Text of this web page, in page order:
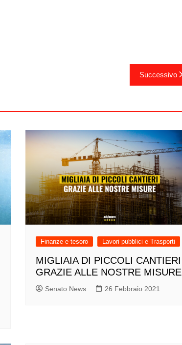
Successivo
Finanze e tesoro Lavori pubblici e Trasporti
MIGLIAIA DI PICCOLI CANTIERI
GRAZIE ALLE NOSTRE MISURE
Senato News 26 Febbraio 2021